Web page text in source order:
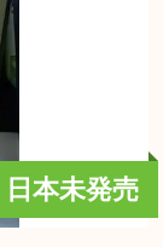
日本未発売